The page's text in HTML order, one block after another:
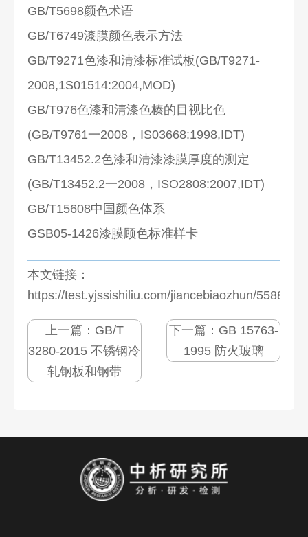
GB/T5698颜色术语
GB/T6749漆膜颜色表示方法
GB/T9271色漆和清漆标准试板(GB/T9271-
2008,1S01514:2004,MOD)
GB/T976色漆和清漆色榛的目视比色
(GB/T9761一2008，IS03668:1998,IDT)
GB/T13452.2色漆和清漆漆膜厚度的测定
(GB/T13452.2一2008，ISO2808:2007,IDT)
GB/T15608中国颜色体系
GSB05-1426漆膜顾色标准样卡
本文链接：
https://test.yjssishiliu.com/jiancebiaozhun/
上一篇： GB/T
3280-2015 不锈钢冷
轧钢板和钢带
下一篇： GB 15763-
1995 防火玻璃